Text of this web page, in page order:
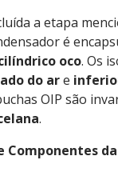
a etapa
é
oco. Os
do are
OIP são
.
Componentes da